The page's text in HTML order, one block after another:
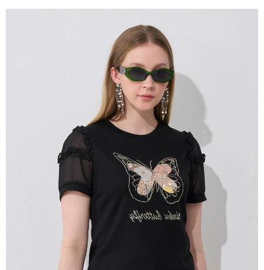
4.訂單成立30分鐘內，如未前往確認交易或遇審核未通過，訂單將自動取
1.分期款項不併入電信帳單，「大哥付你分期」於每月結算日後寄送繳費提
2.透過簡訊連結打開帳單後，可選擇「超商條碼／台灣大直營門市／銀行轉
帳／街口支付／iPASS MONEY」等通路繳費。
1.本服務係由「台灣大哥大股份有限公司」（以下簡稱本公司）所提供，讓
用戶於交易時，得透過本服務購買商品或服務，並由商店將買賣／分期付款
買賣價金債權讓與本公司後，依約使用本公司帳單繳交帳款。
2.基於同意付款使用「大哥付你分期」之契約關係目的，商店將以您的個人
資料（包含姓名、電話或地址）提供予台灣大哥大進項蒐集、處理及利用，
由本公司與您本人進行分期帳單所需資料之確認、核對及更正。
3.完整用戶服務條款，請詳閱以下連結：https://oppay.tw/userRule
２．便利：只要手機號碼，簡訊認證，即可結帳。
３．安心：先確認商品／服務後，再付款。
【「AFTEE先享後付」結帳流程】
１．於結帳方式選擇「AFTEE先享後付」後，將跳轉至「AFTEE先享後付」
結帳頁面，進行簡訊認證並確認金額後，即可完成結帳。
２．訂單成立數日內，您將收到繳費通知簡訊。
３．收到繳費通知簡訊後14天內，點擊此簡訊中的連結，可透過四大超商／
ATM／網路銀行／等多元方式進行付款，方視為交易完成。
※ 請注意：結帳手續完成當下不需立刻繳費，但若您需要取消訂單，請聯絡
購買商品的店家。未經商家同意取消之訂單仍視為有效，需透過AFTEE先享
後付繳納相關費用。
※ 交易是否成功請以「AFTEE先享後付 」之結帳頁面顯示為準，若有關於
是否繳費成功／繳費後需取消欲退款等相關疑問，請聯繫「AFTEE先享後付
https://netprotections.freshdesk.com/support/home
１．透過由恩沛科技股份有限公司提供之「AFTEE先享後付」服務完成之交
易，需依本服務之必要範圍內提供個人資料，並將交易相關給付款項請求債
權轉讓予恩沛科技股份有限公司。
２．關於個人資料處理事宜，請瀏覽以下網址：
https://aftee.tw/terms/#terms3
３．未成年的使用者請事先徵得法定代理人或監護人之同意方可使用
每筆NT$120，滿NT$2,000(含以上)免運費
每筆NT$120，滿NT$2,000(含以上)免運費
每筆NT$120，滿NT$2,000(含以上)免運費